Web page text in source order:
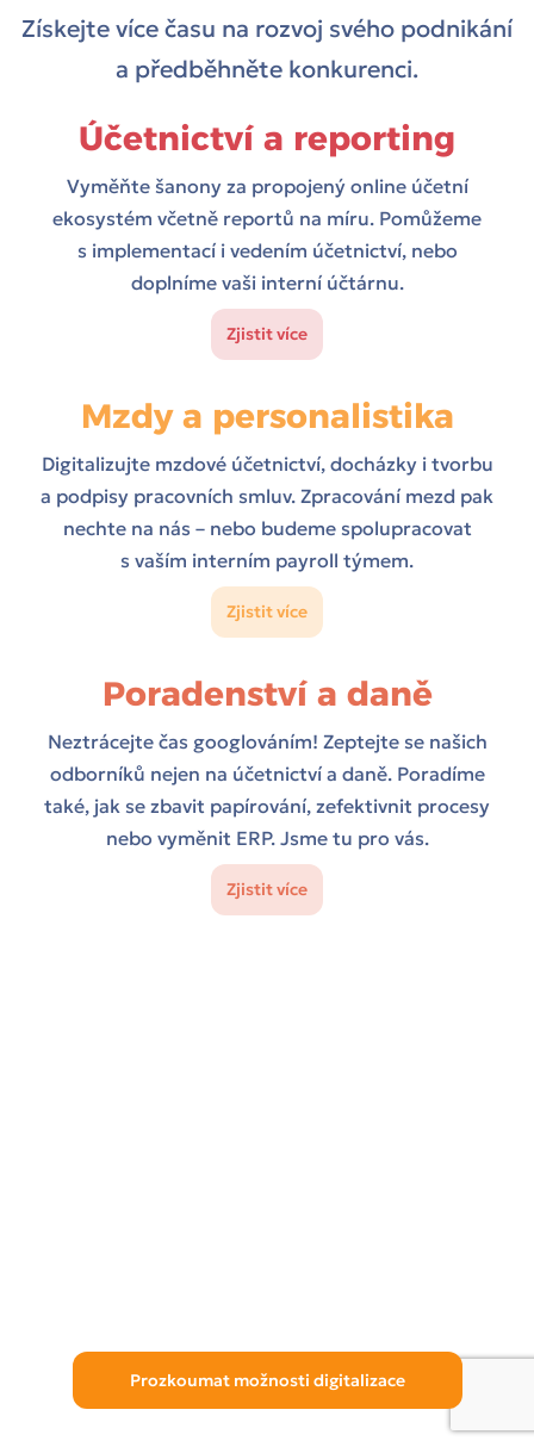
Získejte více času na rozvoj svého podnikání
a předběhněte konkurenci.
Účetnictví a reporting
Vyměňte šanony za propojený online účetní
ekosystém včetně reportů na míru. Pomůžeme
s implementací i vedením účetnictví, nebo
doplníme vaši interní účtárnu.
Zjistit více
Mzdy a personalistika
Digitalizujte mzdové účetnictví, docházky i tvorbu
a podpisy pracovních smluv. Zpracování mezd pak
nechte na nás – nebo budeme spolupracovat
s vaším interním payroll týmem.
Zjistit více
Poradenství a daně
Neztrácejte čas googlováním! Zeptejte se našich
odborníků nejen na účetnictví a daně. Poradíme
také, jak se zbavit papírování, zefektivnit procesy
nebo vyměnit ERP. Jsme tu pro vás.
Zjistit více
Prozkoumat možnosti digitalizace